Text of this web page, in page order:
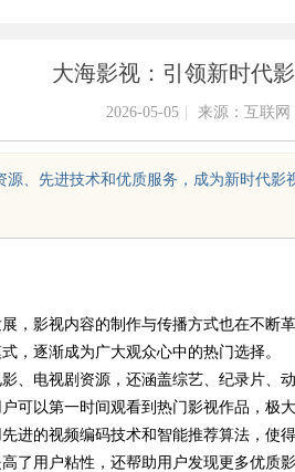
大海影视：引领新时代
2026-05-05 来源：互联网
源、先进技术和优质服务，成为新时代
，影视内容的制作与传播方式也在不断
，逐渐成为广大观众心中的热门选择。
、电视剧资源，还涵盖综艺、纪录片、
可以第一时间观看到热门影视作品，极
进的视频编码技术和智能推荐算法，使
了用户粘性，还帮助用户发现更多优质
焊锡条、6337锡条，巨一，焊锡
铅焊锡球